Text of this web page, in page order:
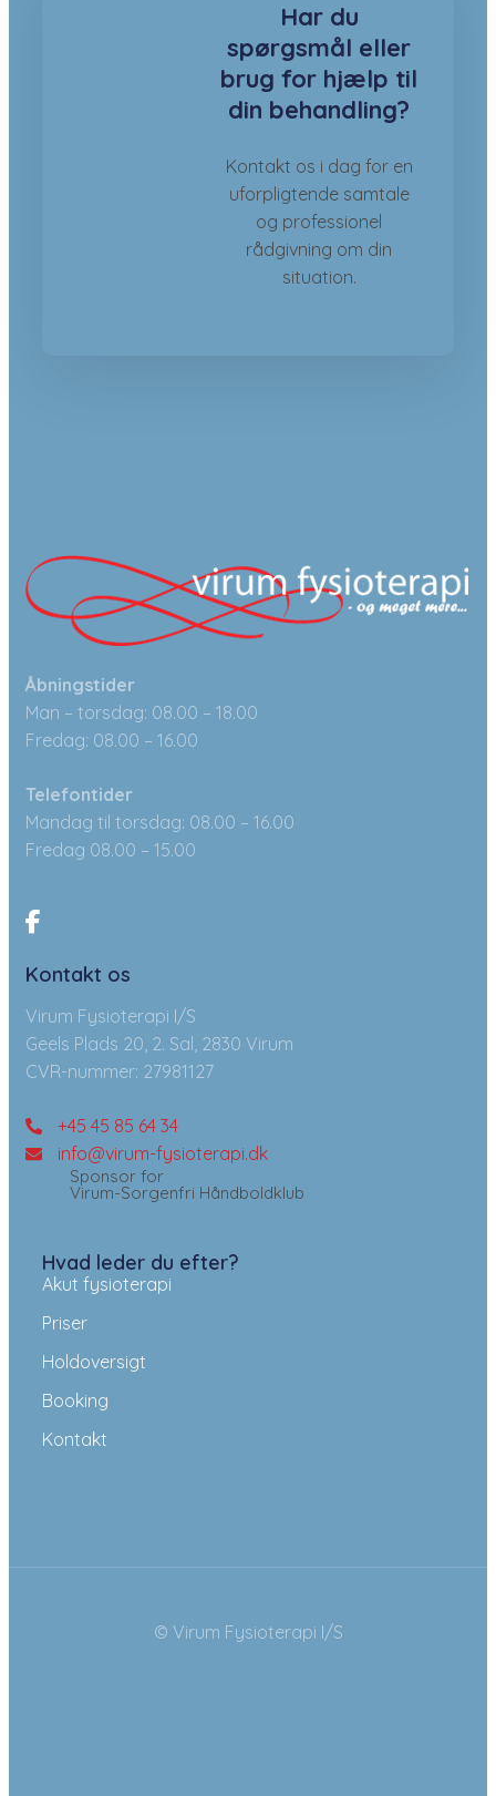
Har du
spørgsmål eller
brug for hjælp til
din behandling?
Kontakt os i dag for en
uforpligtende samtale
og professionel
rådgivning om din
situation.
Åbningstider
Man – torsdag: 08.00 – 18.00
Fredag: 08.00 – 16.00
Telefontider
Mandag til torsdag: 08.00 – 16.00
Fredag 08.00 – 15.00
Kontakt os
Virum Fysioterapi I/S
Geels Plads 20, 2. Sal, 2830 Virum
CVR-nummer: 27981127
+45 45 85 64 34
info@virum-fysioterapi.dk
Sponsor for
Virum-Sorgenfri Håndboldklub
Hvad leder du efter?
Akut fysioterapi
Priser
Holdoversigt
Booking
Kontakt
© Virum Fysioterapi I/S